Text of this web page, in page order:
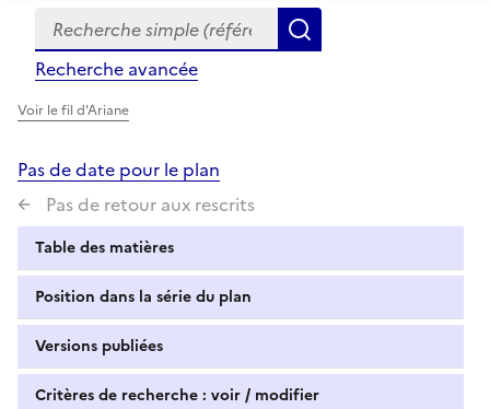
Formulaire
de
recherche
Recherche simple (références, mots clés, partie du
Recherche avancée
Voir le fil d'Ariane
Pas de date pour le plan
Pas de retour aux rescrits
Table des matières
Position dans la série du plan
Versions publiées
Critères de recherche : voir / modifier